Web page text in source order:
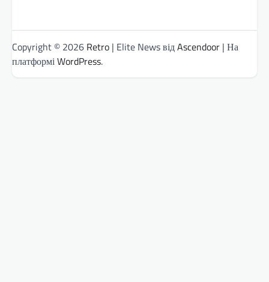
Copyright © 2026 Retro | Elite News відAscendoor | На
платформіWordPress.